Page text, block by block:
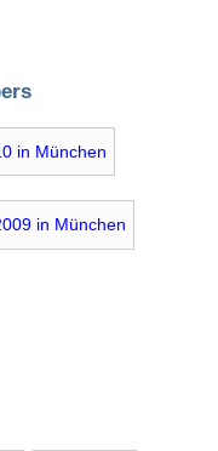
in München
in München